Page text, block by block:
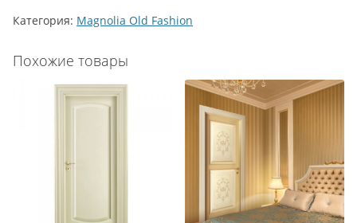
Old
Model
Категория: Magnolia Old Fashion
Похожие товары